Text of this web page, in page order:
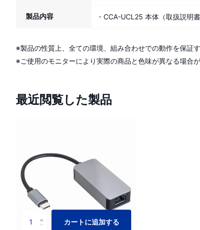
製品内容 ・CCA-UCL25 本体（取扱説明
※製品の性質上、全ての環境、組み合わせでの動作を保証
※ご使用のモニターにより実際の商品と色味が異なる場合が
最近閲覧した製品
カートに追加する